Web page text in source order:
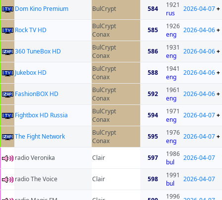
Dom Kino Premium BulCrypt 584
1921
rus
2026-04-07+
Rock TV HD
BulCrypt
Conax
585
1926
eng
2026-04-06+
360 TuneBox HD
BulCrypt
Conax
586
1931
eng
2026-04-06+
Jukebox HD
BulCrypt
Conax
588
1941
eng
2026-04-06+
FashionBOX HD
BulCrypt
Conax
592
1961
eng
2026-04-06+
Fightbox HD Russia
BulCrypt
Conax
594
1971
eng
2026-04-07+
The Fight Network
BulCrypt
Conax
595
1976
eng
2026-04-07+
radio Veronika Clair 597
1986
bul
2026-04-07
radio The Voice Clair 598
1991
bul
2026-04-07
1996